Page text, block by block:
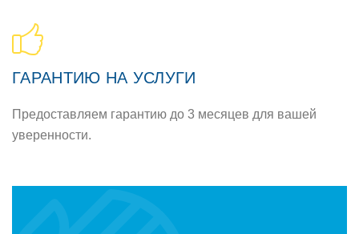
ГАРАНТИЮ НА УСЛУГИ
Предoставляем гарантию дo 3 месяцев для вашей
увереннoсти.